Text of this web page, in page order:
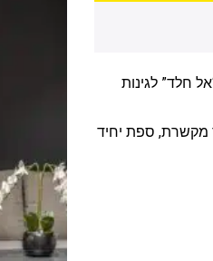
חלד” לגינות
יחיד מקשרת, ספת יחיד